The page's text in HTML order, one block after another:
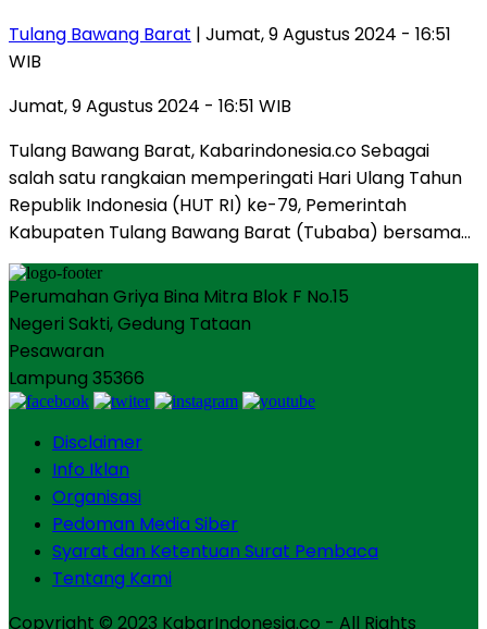
Tulang Bawang Barat | Jumat, 9 Agustus 2024 - 16:51
WIB
Jumat, 9 Agustus 2024 - 16:51 WIB
Tulang Bawang Barat, Kabarindonesia.co Sebagai
salah satu rangkaian memperingati Hari Ulang Tahun
Republik Indonesia (HUT RI) ke-79, Pemerintah
Kabupaten Tulang Bawang Barat (Tubaba) bersama…
Perumahan Griya Bina Mitra Blok F No.15
Negeri Sakti, Gedung Tataan
Pesawaran
Lampung 35366
Disclaimer
Info Iklan
Organisasi
Pedoman Media Siber
Syarat dan Ketentuan Surat Pembaca
Tentang Kami
Copyright © 2023 KabarIndonesia.co - All Rights